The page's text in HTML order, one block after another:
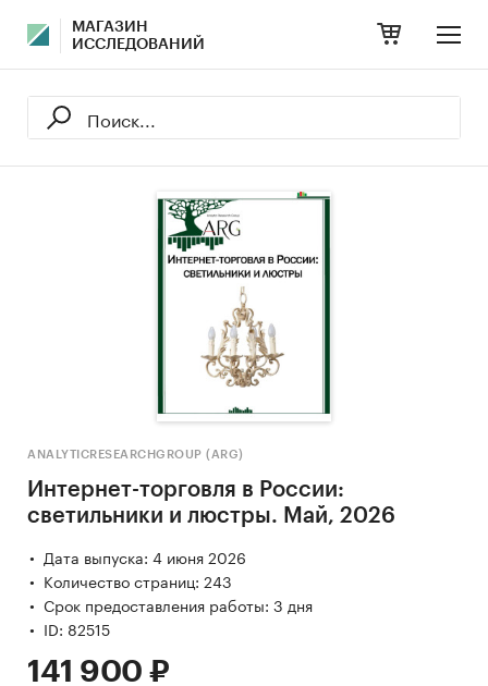
МАГАЗИН
ИССЛЕДОВАНИЙ
ANALYTICRESEARCHGROUP (ARG)
Интернет-торговля в России:
светильники и люстры. Май, 2026
Дата выпуска: 4 июня 2026
Количество страниц: 243
Срок предоставления работы: 3 дня
ID: 82515
141 900 ₽